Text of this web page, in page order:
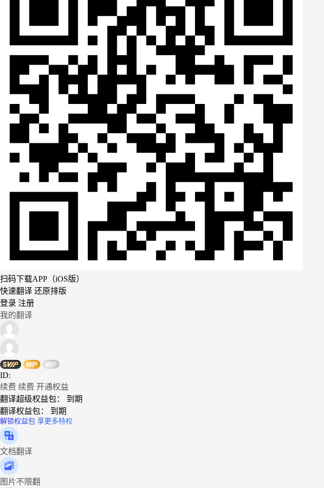
扫码下载APP（iOS版）
快速翻译 还原排版
登录 注册
我的翻译
ID:
续费 续费 开通权益
翻译超级权益包：
到期
翻译权益包：
到期
解锁权益包 享更多特权
文档翻译
图片不限翻